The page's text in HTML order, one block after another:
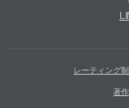
レーティング
著